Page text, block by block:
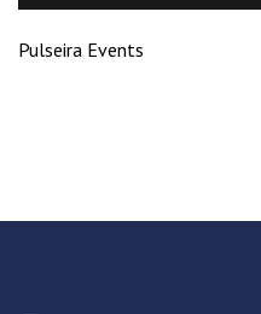
Pulseira Events